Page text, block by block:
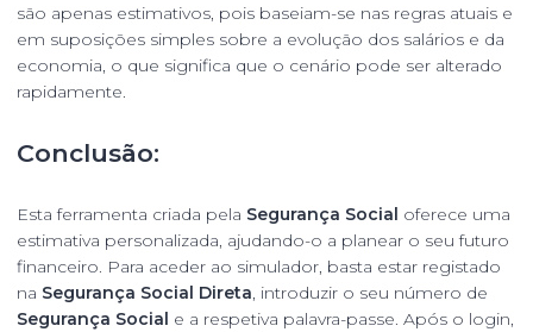
são apenas estimativos, pois baseiam-se nas regras atuais e
em suposições simples sobre a evolução dos salários e da
economia, o que significa que o cenário pode ser alterado
rapidamente.
Conclusão:
Esta ferramenta criada pela Segurança Social oferece uma
estimativa personalizada, ajudando-o a planear o seu futuro
financeiro. Para aceder ao simulador, basta estar registado
na Segurança Social Direta , introduzir o seu número de
Segurança Social e a respetiva palavra-passe. Após o login,